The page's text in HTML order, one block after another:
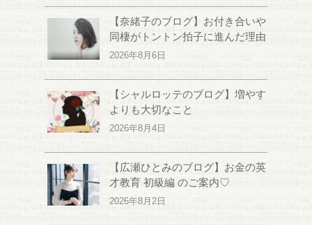
【奈緒子のブログ】お付き合いや
同棲がトントン拍子に進んだ理由
2026年8月6日
【シャルロッテのブログ】増やす
よりも大切なこと
2026年8月4日
【広瀬ひとみのブログ】お金の英
才教育 初級編 のご案内♡
2026年8月2日